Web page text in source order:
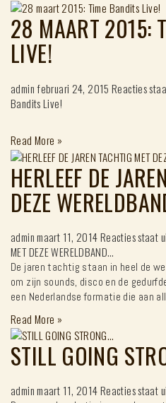
28 MAART 2015:
LIVE!
adminfebruari 24, 2015 Reacties
Bandits Live!
Read More »
HERLEEF DE
DEZE
adminmaart 11, 2014Reacties staat
MET DEZE WERELDBAND…
De jaren tachtig staan in heel de
om zijn sounds, disco en de
een Nederlandse formatie die aan
Read More »
STILL GOING
adminmaart 11, 2014Reacties staat